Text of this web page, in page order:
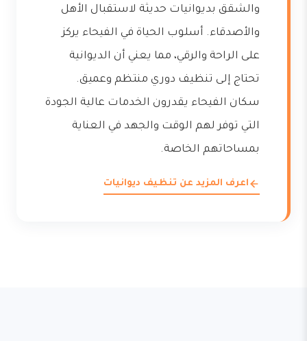
والشقق بديوانيات حديثة لاستقبال الأهل
والأصدقاء. أسلوب الحياة في الفيحاء يركز
على الراحة والرقي، مما يعني أن الديوانية
تحتاج إلى تنظيف دوري منتظم وعميق.
سكان الفيحاء يقدرون الخدمات عالية الجودة
التي توفر لهم الوقت والجهد في العناية
بمساحاتهم الخاصة.
اعرف المزيد عن تنظيف ديوانيات